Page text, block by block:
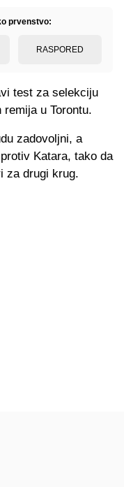
prvenstvo:
RASPORED
test za selekciju
u Torontu.
zadovoljni, a
Katara, tako da
za drugi krug.